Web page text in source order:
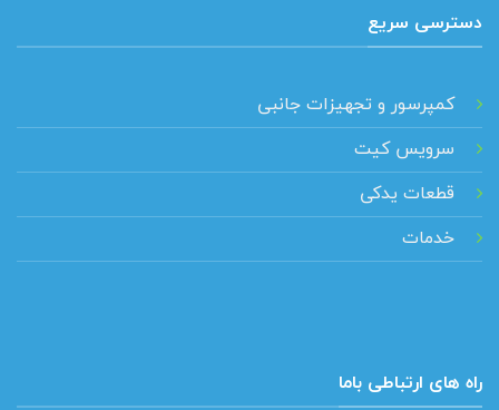
دسترسی سریع
کمپرسور و تجهیزات جانبی
سرویس کیت
قطعات یدکی
خدمات
راه های ارتباطی باما